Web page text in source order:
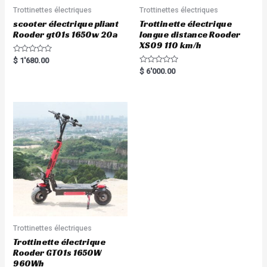
Trottinettes électriques
scooter électrique pliant
Rooder gt01s 1650w 20a
R
a
f
5
$ 1'680.00
Trottinettes électriques
Trottinette électrique
longue distance Rooder
XS09 110 km/h
R
a
$ 6'000.00
Trottinettes électriques
Trottinette électrique
Rooder GT01s 1650W
960Wh